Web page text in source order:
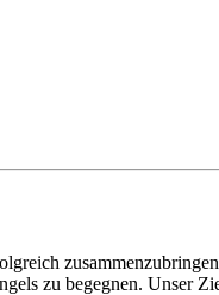
zu begegnen. Unser